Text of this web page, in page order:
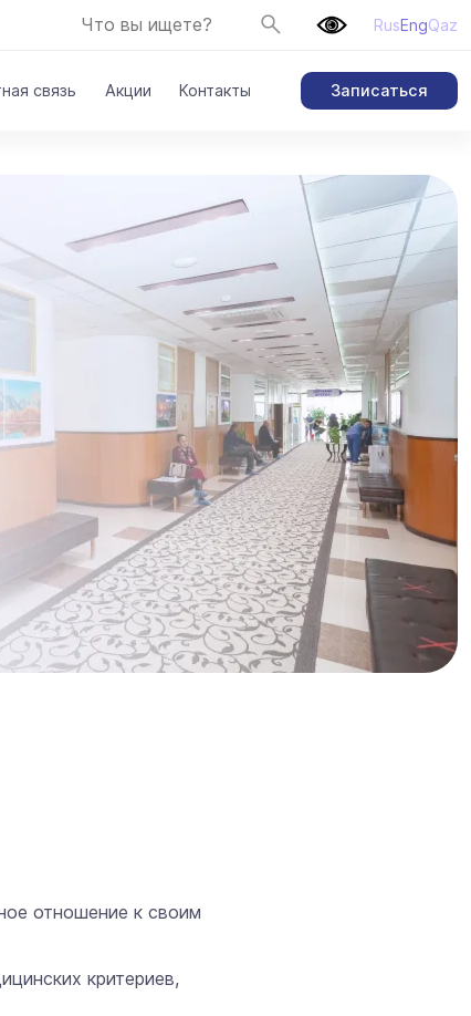
RusEngQaz
связь Акции Контакты Записаться
отношение к своим
критериев,